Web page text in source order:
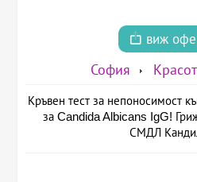
виж
София
Кръвен тест за непоносимост
за Candida Albicans IgG!
СМДЛ